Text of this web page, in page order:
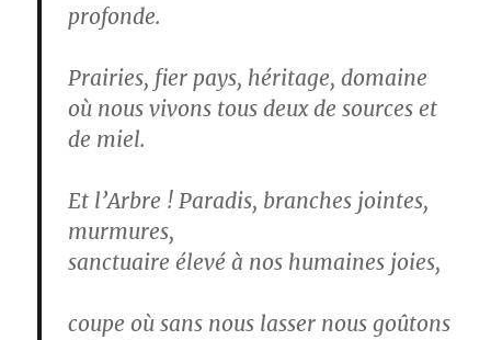
profonde.
Prairies, fier pays, héritage, domaine
où nous vivons tous deux de sources et
de miel.
Et l’Arbre ! Paradis, branches jointes,
murmures,
sanctuaire élevé à nos humaines joies,
coupe où sans nous lasser nous goûtons